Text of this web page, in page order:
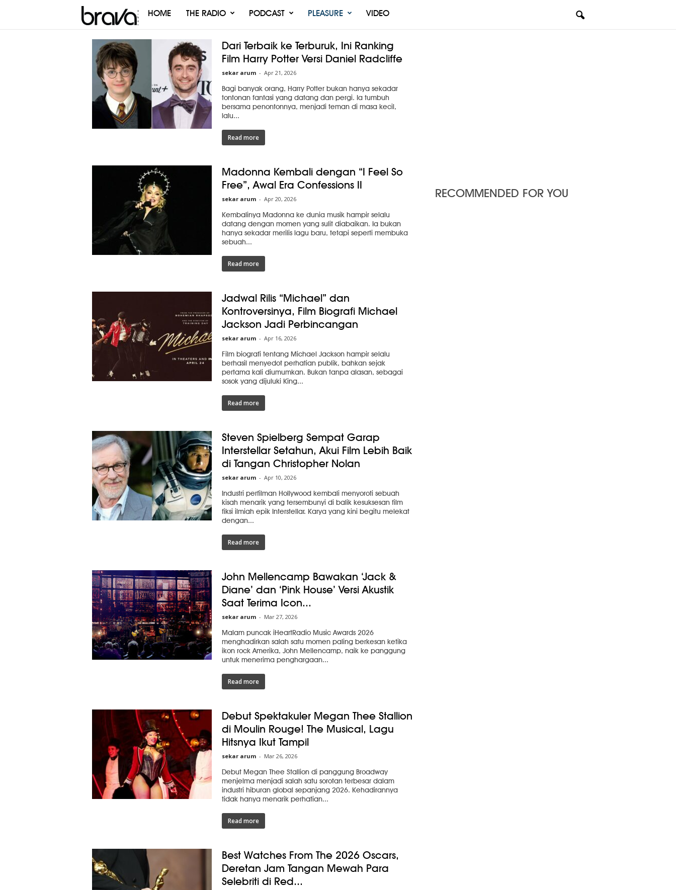
Brava
HOME THE RADIO PODCAST PLEASURE VIDEO
Dari Terbaik ke Terburuk, Ini Ranking
Film Harry Potter Versi Daniel Radcliffe
sekar arum - Apr 21, 2026
Bagi banyak orang, Harry Potter bukan hanya sekadar
tontonan fantasi yang datang dan pergi. Ia tumbuh
bersama penontonnya, menjadi teman di masa kecil,
lalu...
Read more
Madonna Kembali dengan “I Feel So
Free”, Awal Era Confessions II
sekar arum - Apr 20, 2026
Kembalinya Madonna ke dunia musik hampir selalu
datang dengan momen yang sulit diabaikan. Ia bukan
hanya sekadar merilis lagu baru, tetapi seperti membuka
sebuah...
Read more
Jadwal Rilis “Michael” dan
Kontroversinya, Film Biografi Michael
Jackson Jadi Perbincangan
sekar arum - Apr 16, 2026
Film biografi tentang Michael Jackson hampir selalu
berhasil menyedot perhatian publik, bahkan sejak
pertama kali diumumkan. Bukan tanpa alasan, sebagai
sosok yang dijuluki King...
Read more
Steven Spielberg Sempat Garap
Interstellar Setahun, Akui Film Lebih Baik
di Tangan Christopher Nolan
sekar arum - Apr 10, 2026
Industri perfilman Hollywood kembali menyoroti sebuah
kisah menarik yang tersembunyi di balik kesuksesan film
fiksi ilmiah epik Interstellar. Karya yang kini begitu melekat
dengan...
Read more
John Mellencamp Bawakan ‘Jack &
Diane’ dan ‘Pink House’ Versi Akustik
Saat Terima Icon...
sekar arum - Mar 27, 2026
Malam puncak iHeartRadio Music Awards 2026
menghadirkan salah satu momen paling berkesan ketika
ikon rock Amerika, John Mellencamp, naik ke panggung
untuk menerima penghargaan...
Read more
Debut Spektakuler Megan Thee Stallion
di Moulin Rouge! The Musical, Lagu
Hitsnya Ikut Tampil
sekar arum - Mar 26, 2026
Debut Megan Thee Stallion di panggung Broadway
menjelma menjadi salah satu sorotan terbesar dalam
industri hiburan global sepanjang 2026. Kehadirannya
tidak hanya menarik perhatian...
Read more
Best Watches From The 2026 Oscars,
Deretan Jam Tangan Mewah Para
Selebriti di Red...
RECOMMENDED FOR YOU